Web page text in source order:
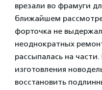
врезали во фрамуги
ближайшем
форточка не
неоднократных
рассыпалась на
изготовления
восстановить